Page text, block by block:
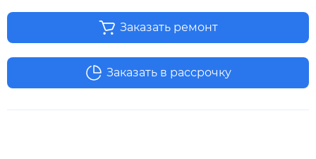
Заказать ремонт
Заказать в рассрочку